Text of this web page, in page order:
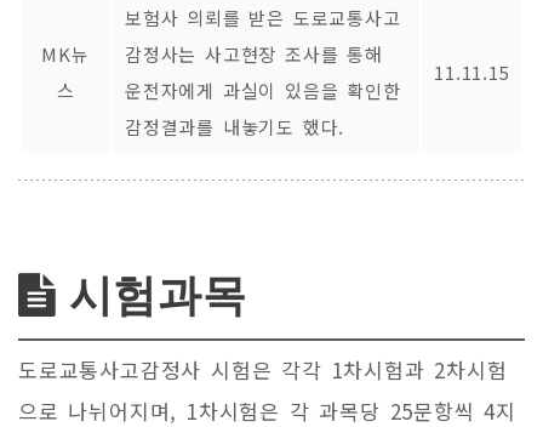
MK뉴
스
보험사 의뢰를 받은 도로교통사고
감정사는 사고현장 조사를 통해
운전자에게 과실이 있음을 확인한
감정결과를 내놓기도 했다.
11.11.15
시험과목
도로교통사고감정사 시험은 각각 1차시험과 2차시험
으로 나뉘어지며, 1차시험은 각 과목당 25문항씩 4지